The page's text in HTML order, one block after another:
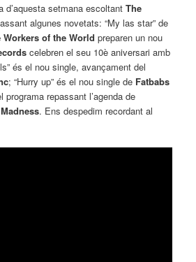
d’aquesta setmana escoltantThe
algunes novetats: “My las star” de
Workers of the World preparen un nou
celebren el seu 10è aniversari amb
és el nou single, avançament del
; “Hurry up” és el nou single de Fatbabs
programa repassant l’agenda de
Madness. Ens despedim recordant al